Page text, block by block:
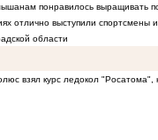
понравилось выращивать
отлично выступили спортсмены
области
взял курс ледокол